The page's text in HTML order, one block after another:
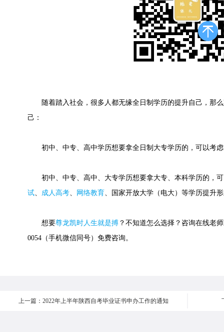
随着踏入社会，很多人都无缘全日制学历的提升自己，那么
己：
初中、中专、高中学历想要拿全日制大专学历的，可以考虑
初中、中专、高中、大专学历想要拿大专、本科学历的，可
试、 成人高考、 网络教育、国家开放大学（电大）等学历提升
想要尊龙凯时人生就是搏 ？不知道怎么选择？咨询在线老
0054（手机微信同号）免费咨询。
上一篇：2022年上半年陕西自考毕业证书申办工作的通知